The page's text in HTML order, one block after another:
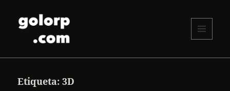
WIDGETS
Etiqueta:3D